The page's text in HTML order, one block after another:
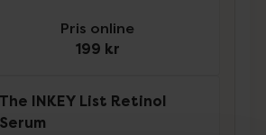
Pris online
199 kr
The INKEY List Retinol
Serum